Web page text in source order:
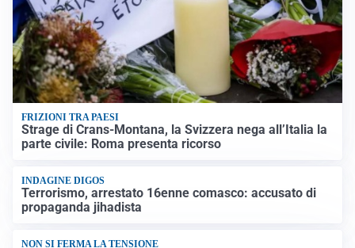
FRIZIONI TRA PAESI
Strage di Crans-Montana, la Svizzera nega all’Italia la
parte civile: Roma presenta ricorso
INDAGINE DIGOS
Terrorismo, arrestato 16enne comasco: accusato di
propaganda jihadista
NON SI FERMA LA TENSIONE